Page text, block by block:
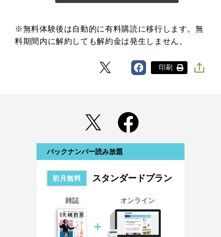
※無料体験後は自動的に有料購読に移行します。無
料期間内に解約しても解約金は発生しません。
印刷
バックナンバー読み放題
初月無料 スタンダードプラン
雑誌
＋
オンライン